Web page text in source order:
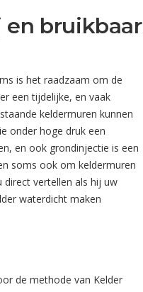
en bruikbaar
is het raadzaam om de
een tijdelijke, en vaak
keldermuren kunnen
onder hoge druk een
en ook grondinjectie is een
soms ook om keldermuren
vertellen als hij uw
waterdicht maken
de methode van Kelder